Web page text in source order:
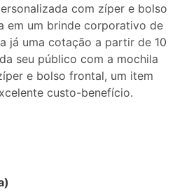
com zíper e bolso
em um brinde corporativo de
já uma cotação a partir de 10
seu público com a mochila
e bolso frontal, um item
custo-benefício.